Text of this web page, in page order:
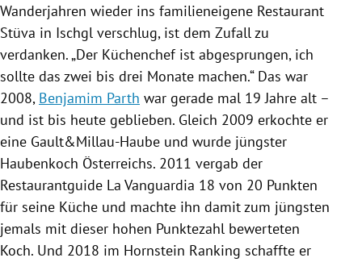
Wanderjahren wieder ins familieneigene Restaurant
Stüva in Ischgl verschlug, ist dem Zufall zu
verdanken. „Der Küchenchef ist abgesprungen, ich
sollte das zwei bis drei Monate machen.“ Das war
2008, Benjamim Parth war gerade mal 19 Jahre alt –
und ist bis heute geblieben. Gleich 2009 erkochte er
eine Gault&Millau-Haube und wurde jüngster
Haubenkoch Österreichs. 2011 vergab der
Restaurantguide La Vanguardia 18 von 20 Punkten
für seine Küche und machte ihn damit zum jüngsten
jemals mit dieser hohen Punktezahl bewerteten
Koch. Und 2018 im Hornstein Ranking schaffte er